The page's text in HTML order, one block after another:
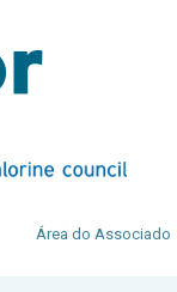
Área do Associado